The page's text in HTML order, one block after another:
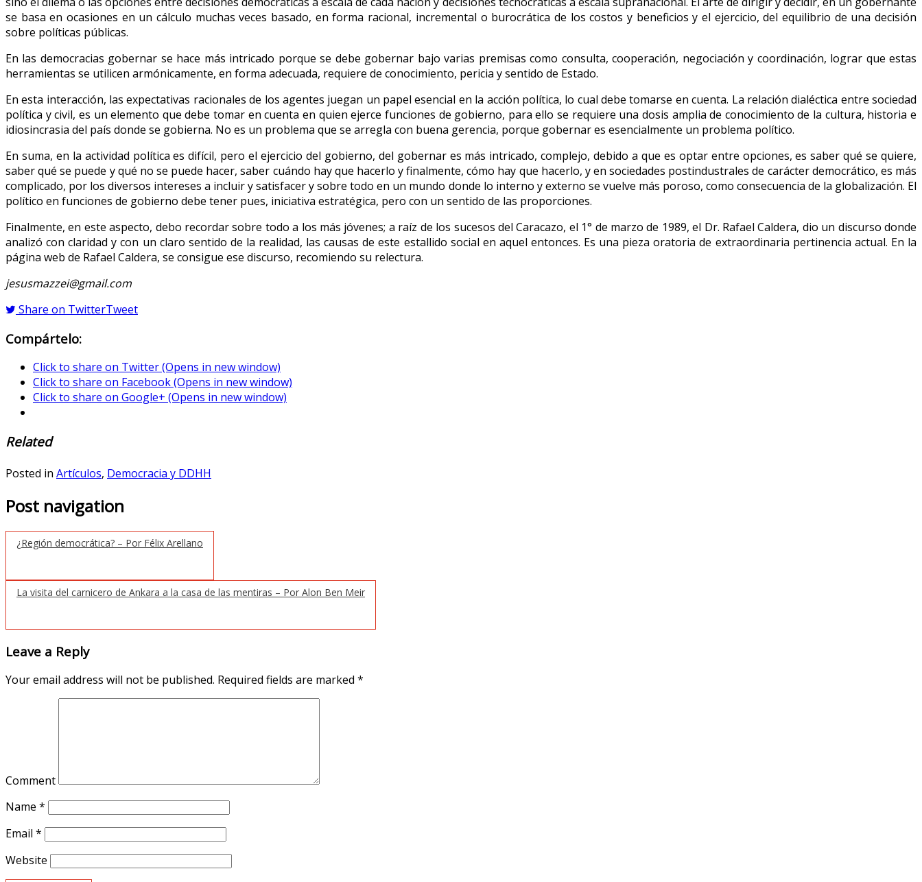
se basa en ocasiones en un cálculo muchas veces basado, en forma racional, incremental o burocrática de los costos y beneficios y el ejercicio, del equilibrio de una decisión
sobre políticas públicas.
En las democracias gobernar se hace más intricado porque se debe gobernar bajo varias premisas como consulta, cooperación, negociación y coordinación, lograr que estas
herramientas se utilicen armónicamente, en forma adecuada, requiere de conocimiento, pericia y sentido de Estado.
En esta interacción, las expectativas racionales de los agentes juegan un papel esencial en la acción política, lo cual debe tomarse en cuenta. La relación dialéctica entre sociedad
política y civil, es un elemento que debe tomar en cuenta en quien ejerce funciones de gobierno, para ello se requiere una dosis amplia de conocimiento de la cultura, historia e
idiosincrasia del país donde se gobierna. No es un problema que se arregla con buena gerencia, porque gobernar es esencialmente un problema político.
En suma, en la actividad política es difícil, pero el ejercicio del gobierno, del gobernar es más intricado, complejo, debido a que es optar entre opciones, es saber qué se quiere,
saber qué se puede y qué no se puede hacer, saber cuándo hay que hacerlo y finalmente, cómo hay que hacerlo, y en sociedades postindustrales de carácter democrático, es más
complicado, por los diversos intereses a incluir y satisfacer y sobre todo en un mundo donde lo interno y externo se vuelve más poroso, como consecuencia de la globalización. El
político en funciones de gobierno debe tener pues, iniciativa estratégica, pero con un sentido de las proporciones.
Finalmente, en este aspecto, debo recordar sobre todo a los más jóvenes; a raíz de los sucesos del Caracazo, el 1° de marzo de 1989, el Dr. Rafael Caldera, dio un discurso donde
analizó con claridad y con un claro sentido de la realidad, las causas de este estallido social en aquel entonces. Es una pieza oratoria de extraordinaria pertinencia actual. En la
página web de Rafael Caldera, se consigue ese discurso, recomiendo su relectura.
jesusmazzei@gmail.com
Share on TwitterTweet
Compártelo:
Click to share on Twitter (Opens in new window)
Click to share on Facebook (Opens in new window)
Click to share on Google+ (Opens in new window)
Related
Posted in Artículos, Democracia y DDHH
Post navigation
¿Región democrática? – Por Félix Arellano
La visita del carnicero de Ankara a la casa de las mentiras – Por Alon Ben Meir
Leave a Reply
Your email address will not be published. Required fields are marked *
Comment
Name *
Email *
Website